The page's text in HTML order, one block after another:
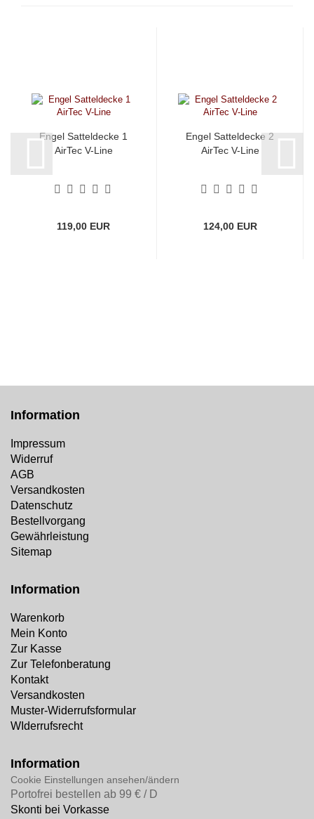
Engel Satteldecke 1
AirTec V-Line
119,00 EUR
Engel Satteldecke 2
AirTec V-Line
124,00 EUR
Information
Impressum
Widerruf
AGB
Versandkosten
Datenschutz
Bestellvorgang
Gewährleistung
Sitemap
Information
Warenkorb
Mein Konto
Zur Kasse
Zur Telefonberatung
Kontakt
Versandkosten
Muster-Widerrufsformular
WIderrufsrecht
Information
Cookie Einstellungen ansehen/ändern
Portofrei bestellen ab 99 € / D
Skonti bei Vorkasse